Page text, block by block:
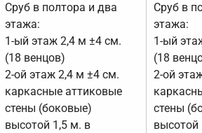
Сруб в полтора и два
этажа:
1-ый этаж 2,4 м ±4 см.
(18 венцов)
2-ой этаж 2,4 м ±4 см.
каркасные аттиковые
стены (боковые)
высотой 1,5 м. в
Сруб в
этажа:
1-ый
(18
2-ой
стены
высотой